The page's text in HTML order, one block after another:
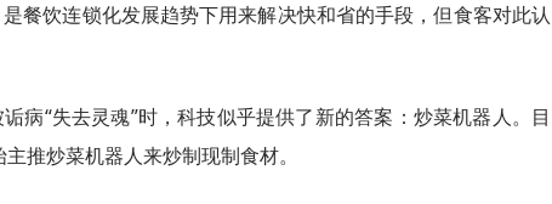
餐饮连锁化发展趋势下用来解决快和省的手段，但食客对此认
病“失去灵魂”时，科技似乎提供了新的答案：炒菜机器人。目
推炒菜机器人来炒制现制食材。